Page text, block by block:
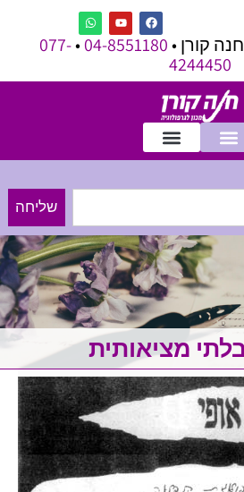
קורן •04-8551180
•
077-
4244450
שליחה
מציאותית